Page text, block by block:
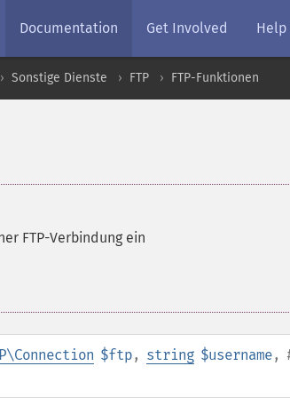
Documentation Get Involved Help
Sonstige Dienste FTP FTP-Funktionen
FTP-Verbindung ein
$ftp, string $username,